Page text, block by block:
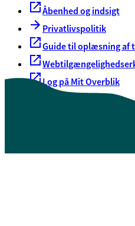
Åbenhed og indsigt
Privatlivspolitik
Guide til oplæsning af
Log på Mit Overblik